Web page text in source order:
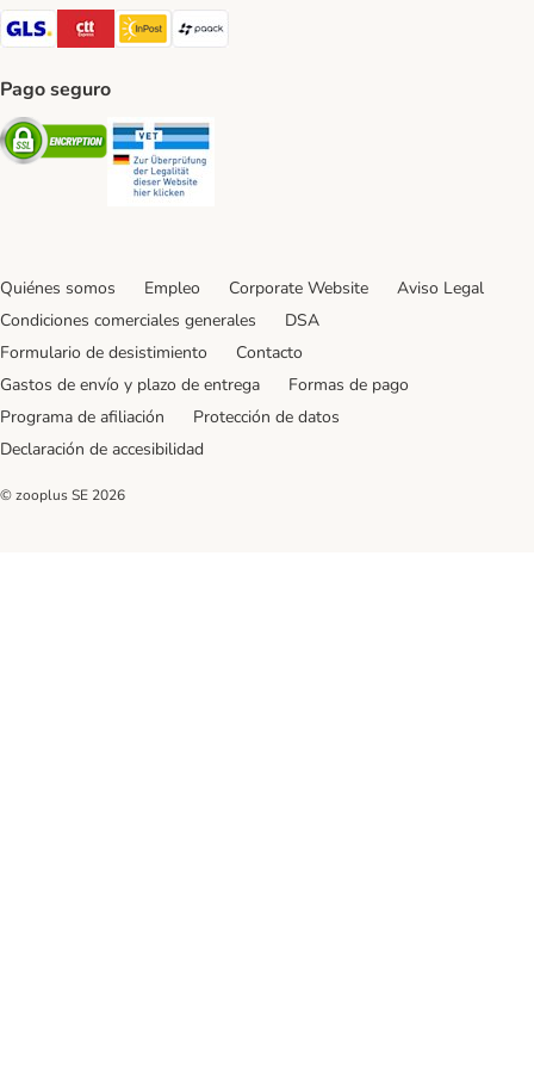
GLS Shipping Method
CTTExpress Shipping Method
InPost Shipping Method
Pago seguro
Security
Quiénes somos Empleo Corporate Website
Aviso Legal
Condiciones comerciales generales
DSA
Formulario de desistimiento
Contacto
Gastos de envío y plazo de entrega
Formas de pago
Programa de afiliación
Protección de datos
Declaración de accesibilidad
© zooplus SE 2026